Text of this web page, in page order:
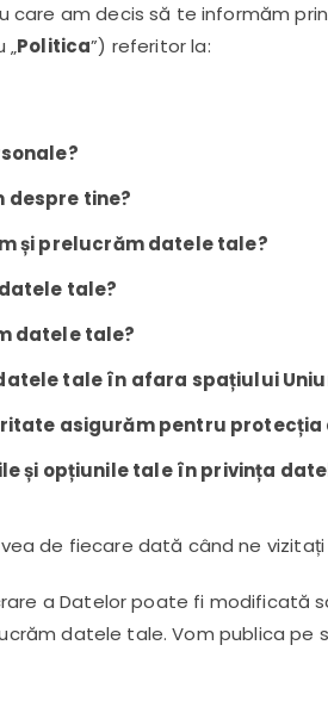
care am decis să te informăm
„Politica”) referitor la:
despre tine?
și prelucrăm datele tale?
tale?
datele tale?
tale în afara spațiului
asigurăm pentru
și opțiunile tale în privința
de fiecare dată când ne vizitați
a Datelor poate fi
datele tale. Vom publica